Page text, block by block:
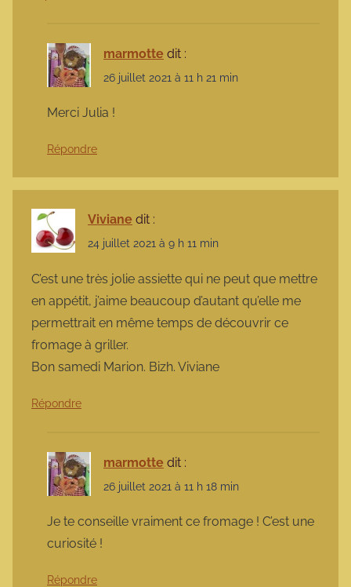
marmotte dit :
26 juillet 2021 à 11 h 21 min
Merci Julia !
Répondre
Viviane dit :
24 juillet 2021 à 9 h 11 min
C’est une très jolie assiette qui ne peut que mettre
en appétit, j’aime beaucoup d’autant qu’elle me
permettrait en même temps de découvrir ce
fromage à griller.
Bon samedi Marion. Bizh. Viviane
Répondre
marmotte dit :
26 juillet 2021 à 11 h 18 min
Je te conseille vraiment ce fromage ! C’est une
curiosité !
Répondre